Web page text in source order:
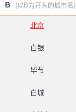
B (以B为开头的城市名)
北京
白银
毕节
白城